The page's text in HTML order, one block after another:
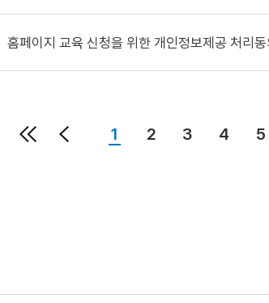
홈페이지 교육 신청을 위한 개인정보제공 처리동
1 2 3 4 5